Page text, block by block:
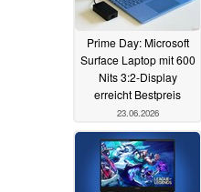
Prime Day: Microsoft
Surface Laptop mit 600
Nits 3:2-Display
erreicht Bestpreis
23.06.2026